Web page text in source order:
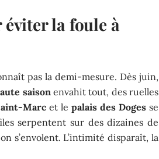
la foule à
pas la demi-mesure. Dès juin,
saisonenvahit tout, des ruelles
Marcet le palais des Dogesse
serpentent sur des dizaines de
s’envolent. L’intimité disparaît, la